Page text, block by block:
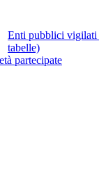
Enti pubblici vigilati
tabelle)
partecipate